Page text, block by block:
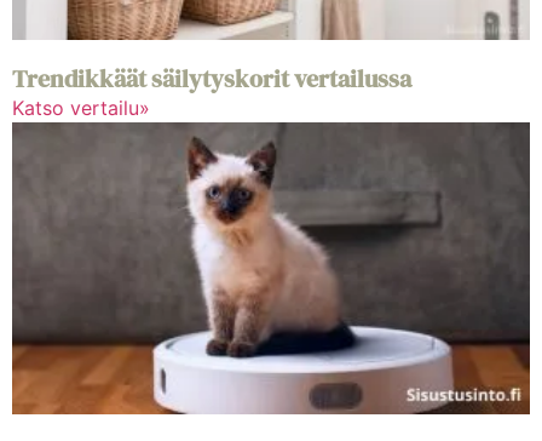
Trendikkäät säilytyskorit vertailussa
Katso vertailu»